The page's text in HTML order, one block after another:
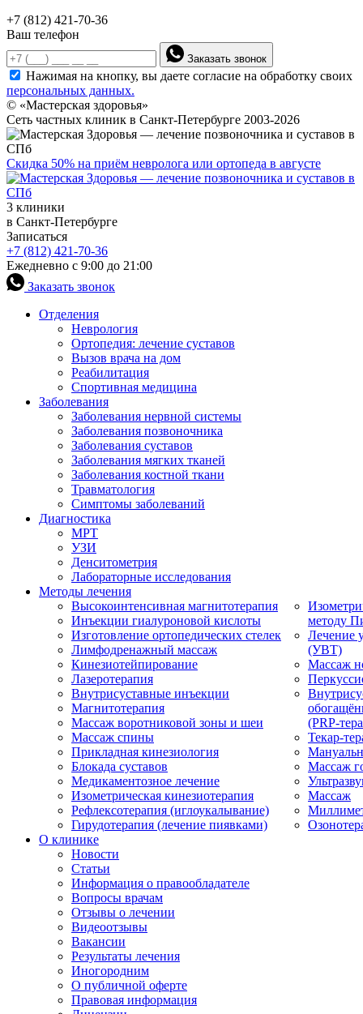
+7 (812) 421-70-36
Ваш телефон
Заказать звонок
Нажимая на кнопку, вы даете согласие на обработку своих
персональных данных.
© «Мастерская здоровья»
Сеть частных клиник в Санкт-Петербурге 2003-2026
Скидка 50% на приём невролога или ортопеда в августе
3 клиники
в Санкт-Петербурге
Записаться
+7 (812) 421-70-36
Ежедневно с 9:00 до 21:00
Заказать звонок
Отделения
Неврология
Ортопедия: лечение суставов
Вызов врача на дом
Реабилитация
Спортивная медицина
Заболевания
Заболевания нервной системы
Заболевания позвоночника
Заболевания суставов
Заболевания мягких тканей
Заболевания костной ткани
Травматология
Симптомы заболеваний
Диагностика
МРТ
УЗИ
Денситометрия
Лабораторные исследования
Методы лечения
Высокоинтенсивная магнитотерапия
Инъекции гиалуроновой кислоты
Изготовление ортопедических стелек
Лимфодренажный массаж
Кинезиотейпирование
Лазеротерапия
Внутрисуставные инъекции
Магнитотерапия
Массаж воротниковой зоны и шеи
Массаж спины
Прикладная кинезиология
Блокада суставов
Медикаментозное лечение
Изометрическая кинезиотерапия
Рефлексотерапия (иглоукалывание)
Гирудотерапия (лечение пиявками)
методу
Лечение
(УВТ)
Массаж
(PRP-
Текар-
Массаж
Массаж
О клинике
Новости
Статьи
Информация о правообладателе
Вопросы врачам
Отзывы о лечении
Видеоотзывы
Вакансии
Результаты лечения
Иногородним
О публичной оферте
Правовая информация